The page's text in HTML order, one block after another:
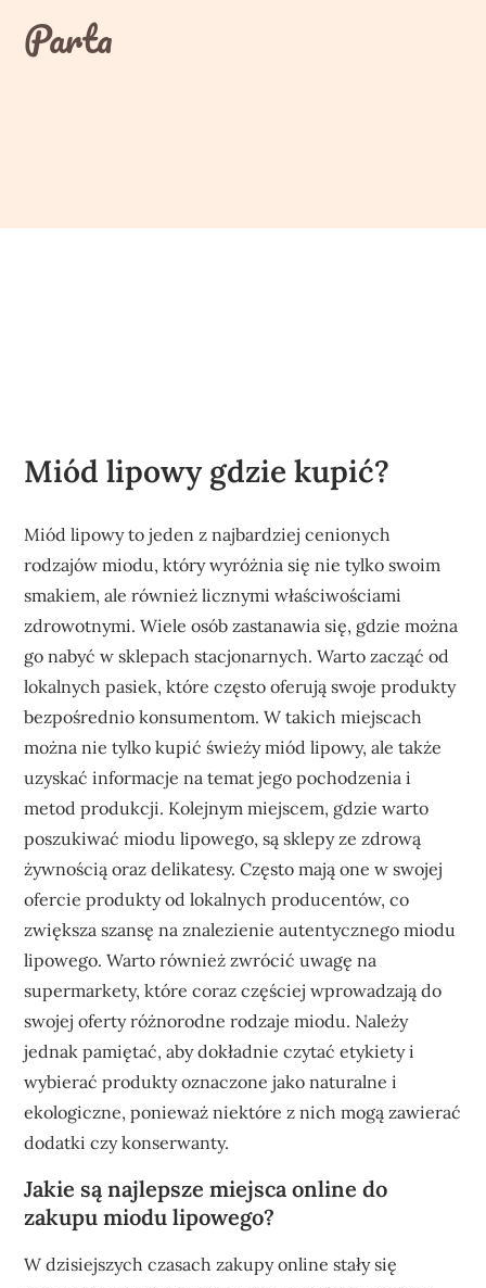
contentParta
Miód lipowy gdzie kupić?
Miód lipowy to jeden z najbardziej cenionych
rodzajów miodu, który wyróżnia się nie tylko swoim
smakiem, ale również licznymi właściwościami
zdrowotnymi. Wiele osób zastanawia się, gdzie można
go nabyć w sklepach stacjonarnych. Warto zacząć od
lokalnych pasiek, które często oferują swoje produkty
bezpośrednio konsumentom. W takich miejscach
można nie tylko kupić świeży miód lipowy, ale także
uzyskać informacje na temat jego pochodzenia i
metod produkcji. Kolejnym miejscem, gdzie warto
poszukiwać miodu lipowego, są sklepy ze zdrową
żywnością oraz delikatesy. Często mają one w swojej
ofercie produkty od lokalnych producentów, co
zwiększa szansę na znalezienie autentycznego miodu
lipowego. Warto również zwrócić uwagę na
supermarkety, które coraz częściej wprowadzają do
swojej oferty różnorodne rodzaje miodu. Należy
jednak pamiętać, aby dokładnie czytać etykiety i
wybierać produkty oznaczone jako naturalne i
ekologiczne, ponieważ niektóre z nich mogą zawierać
dodatki czy konserwanty.
Jakie są najlepsze miejsca online do
zakupu miodu lipowego?
W dzisiejszych czasach zakupy online stały się